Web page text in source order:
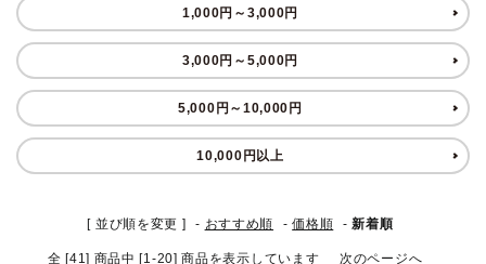
価格から選ぶ
会員登録
会社案内
1,000円～3,000円
3,000円～5,000円
5,000円～10,000円
10,000円以上
[ 並び順を変更 ] - おすすめ順 -価格順 -新着順
全 [41] 商品中 [1-20] 商品を表示しています 次のページへ